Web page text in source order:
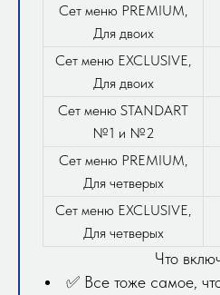
Сет меню PREMIUM,
Для двоих
Сет меню EXCLUSIVE,
Для двоих
Сет меню STANDART
№1 и №2
Сет меню PREMIUM,
Для четверых
Сет меню EXCLUSIVE,
Для четверых
Что
✅ Все тоже самое,